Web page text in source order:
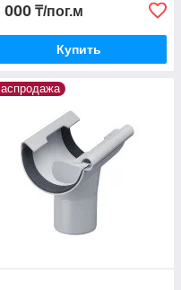
000 ₸/пог.м
Купить